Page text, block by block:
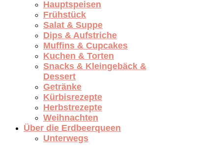
Hauptspeisen
Frühstück
Salat & Suppe
Dips & Aufstriche
Muffins & Cupcakes
Kuchen & Torten
Snacks & Kleingebäck &
Dessert
Getränke
Kürbisrezepte
Herbstrezepte
Weihnachten
Über die Erdbeerqueen
Unterwegs